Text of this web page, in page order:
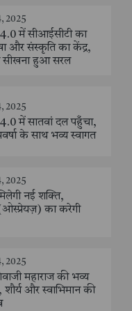
2025
में सीआईसीटी का
और संस्कृति का केंद्र,
सीखना हुआ सरल
2025
में सातवां दल पहुँचा,
के साथ भव्य स्वागत
2025
नई शक्ति,
का करेगी
2025
महाराज की भव्य
शौर्य और स्वाभिमान की